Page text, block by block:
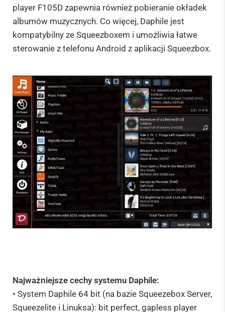
player F105D zapewnia również pobieranie okładek
albumów muzycznych. Co więcej, Daphile jest
kompatybilny ze Squeezboxem i umożliwia łatwe
sterowanie z telefonu Android z aplikacji Squeezbox.
Najważniejsze cechy systemu Daphile:
• System Daphile 64 bit (na bazie Squeezebox Server,
Squeezelite i Linuksa): bit perfect, gapless player